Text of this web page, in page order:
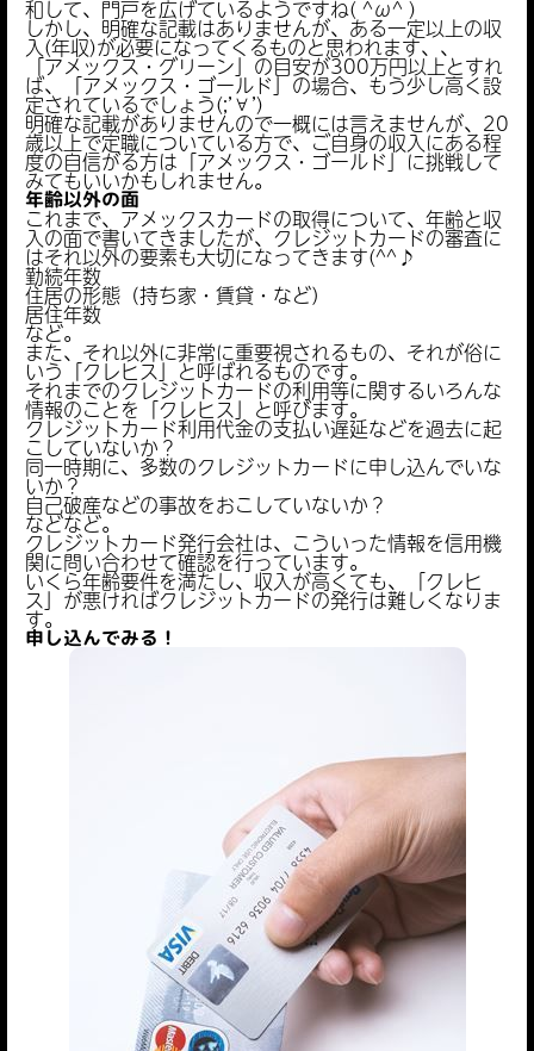
和して、門戸を広げているようですね( ^ω^ )
しかし、明確な記載はありませんが、ある一定以上の収
入(年収)が必要になってくるものと思われます、、
「アメックス・グリーン」の目安が300万円以上とすれ
ば、「アメックス・ゴールド」の場合、もう少し高く設
定されているでしょう(;’∀’)
明確な記載がありませんので一概には言えませんが、20
歳以上で定職についている方で、ご自身の収入にある程
度の自信がる方は「アメックス・ゴールド」に挑戦して
みてもいいかもしれません。
年齢以外の面
これまで、アメックスカードの取得について、年齢と収
入の面で書いてきましたが、クレジットカードの審査に
はそれ以外の要素も大切になってきます(^^♪
勤続年数
住居の形態（持ち家・賃貸・など）
居住年数
など。
また、それ以外に非常に重要視されるもの、それが俗に
いう「クレヒス」と呼ばれるものです。
それまでのクレジットカードの利用等に関するいろんな
情報のことを「クレヒス」と呼びます。
クレジットカード利用代金の支払い遅延などを過去に起
こしていないか？
同一時期に、多数のクレジットカードに申し込んでいな
いか？
自己破産などの事故をおこしていないか？
などなど。
クレジットカード発行会社は、こういった情報を信用機
関に問い合わせて確認を行っています。
いくら年齢要件を満たし、収入が高くても、「クレヒ
ス」が悪ければクレジットカードの発行は難しくなりま
す。
申し込んでみる！